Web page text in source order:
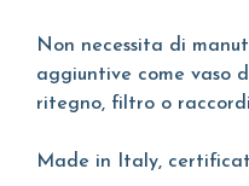
Non necessita di
aggiuntive come vaso
ritegno, filtro o
Made in Italy,